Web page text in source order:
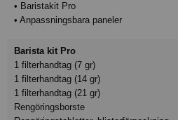
• Baristakit Pro
• Anpassningsbara paneler
Barista kit Pro
1 filterhandtag (7 gr)
1 filterhandtag (14 gr)
1 filterhandtag (21 gr)
Rengöringsborste